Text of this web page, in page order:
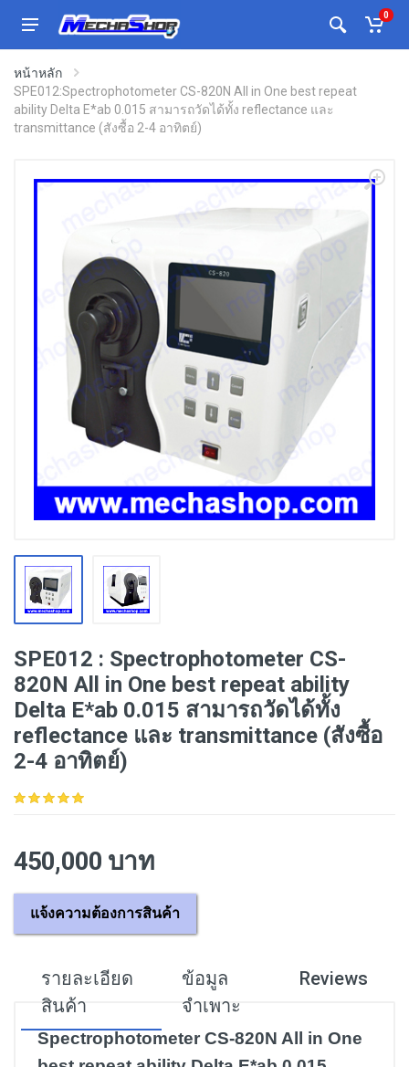
0
หน้าหลัก
SPE012:Spectrophotometer CS-820N All in One best repeat
ability Delta E*ab 0.015 สามารถวัดได้ทั้ง reflectance และ
transmittance (สังซื้อ 2-4 อาทิตย์)
SPE012 : Spectrophotometer CS-
820N All in One best repeat ability
Delta E*ab 0.015 สามารถวัดได้ทั้ง
reflectance และ transmittance (สังซื้อ
2-4 อาทิตย์)
450,000 บาท
แจ้งความต้องการสินค้า
รายละเอียด
สินค้า
ข้อมูล
จำเพาะ
Reviews
Spectrophotometer CS-820N All in One